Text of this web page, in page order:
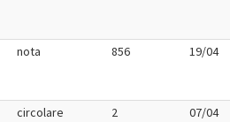
nota 856 19/04
circolare 2 07/04